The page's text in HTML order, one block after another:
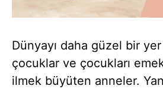
Dünyayı daha güzel bir
çocuklar ve çocukları
ilmek büyüten anneler.